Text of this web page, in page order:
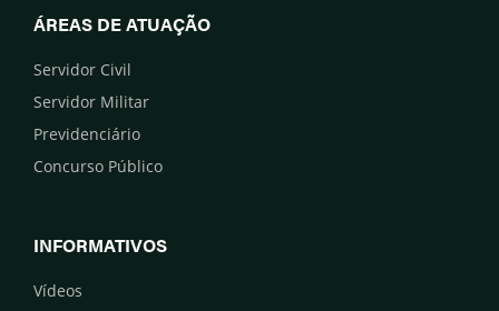
ÁREAS DE ATUAÇÃO
Servidor Civil
Servidor Militar
Previdenciário
Concurso Público
INFORMATIVOS
Vídeos